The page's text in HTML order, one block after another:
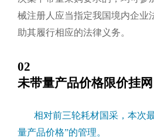
械注册人应当指定我国境内企业
助其履行相应的法律义务。
02
未带量产品价格限价挂
相对前三轮耗材国采，本次
量产品价格”的管理。